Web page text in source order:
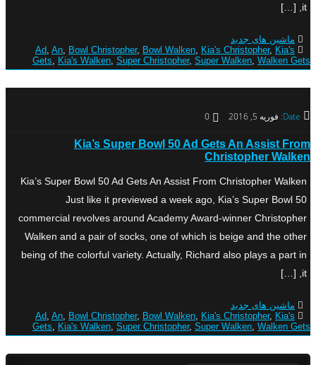
it, […]
ماشین های جدید
Ad An Bowl Christopher, Bowl Walken Kia's Christopher, Kia's
Gets
Kia's Walken Super Christopher, Super Walken Walken Gets
Date: فوریه 5, 2016 0
Kia’s Super Bowl 50 Ad Gets An Assist From
Christopher Walken
Kia’s Super Bowl 50 Ad Gets An Assist From Christopher Walken
Just like it previewed a week ago, Kia’s Super Bowl 50
commercial revolves around Academy Award-winner Christopher
Walken and a pair of socks, one of which is beige and the other
being of the colorful variety. Actually, Richard also plays a part in
it, […]
ماشین های جدید
Ad An Bowl Christopher, Bowl Walken Kia's Christopher, Kia's
Gets
Kia's Walken Super Christopher, Super Walken Walken Gets